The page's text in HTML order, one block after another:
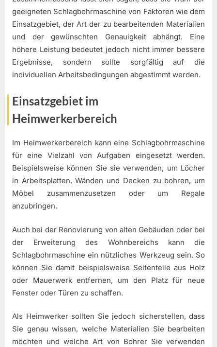
geeigneten Schlagbohrmaschine von Faktoren wie dem
Einsatzgebiet, der Art der zu bearbeitenden Materialien
und der gewünschten Genauigkeit abhängt. Eine
höhere Leistung bedeutet jedoch nicht immer bessere
Ergebnisse, sondern sollte sorgfältig auf die
individuellen Arbeitsbedingungen abgestimmt werden.
Einsatzgebiet im
Heimwerkerbereich
Im Heimwerkerbereich kann eine Schlagbohrmaschine
für eine Vielzahl von Aufgaben eingesetzt werden.
Beispielsweise können Sie sie verwenden, um Löcher
in Arbeitsplatten, Wänden und Decken zu bohren, um
Möbel zusammenzusetzen oder um Regale
anzubringen.
Auch bei der Renovierung von alten Gebäuden oder bei
der Erweiterung des Wohnbereichs kann die
Schlagbohrmaschine ein nützliches Werkzeug sein. So
können Sie damit beispielsweise Seitenteile aus Holz
oder Mauerwerk entfernen, um den Platz für neue
Fenster oder Türen zu schaffen.
Als Heimwerker sollten Sie jedoch sicherstellen, dass
Sie genau wissen, welche Materialien Sie bearbeiten
möchten und welche Art von Bohrer Sie verwenden